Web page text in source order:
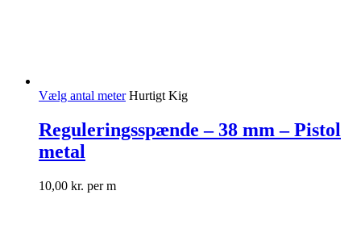
Vælg antal meter Hurtigt Kig
Reguleringsspænde – 38 mm – Pistol
metal
10,00 kr. per m